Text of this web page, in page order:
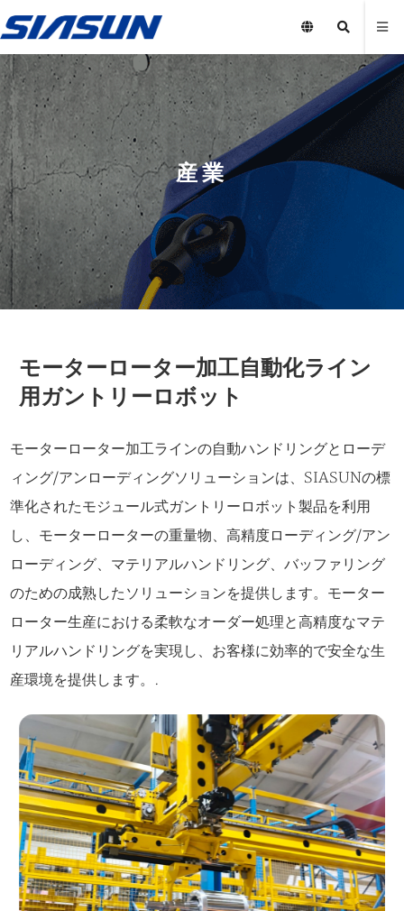
産業
モーターローター加工自動化ライン
用ガントリーロボット
モーターローター加工ラインの自動ハンドリングとローデ
ィング/アンローディングソリューションは、SIASUNの標
準化されたモジュール式ガントリーロボット製品を利用
し、モーターローターの重量物、高精度ローディング/アン
ローディング、マテリアルハンドリング、バッファリング
のための成熟したソリューションを提供します。モーター
ローター生産における柔軟なオーダー処理と高精度なマテ
リアルハンドリングを実現し、お客様に効率的で安全な生
産環境を提供します。.